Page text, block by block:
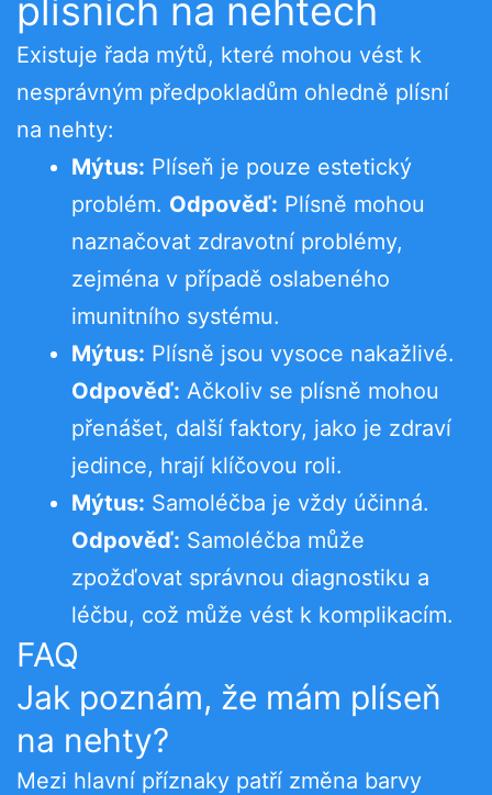
plísních na nehtech
Existuje řada mýtů, které mohou vést k
nesprávným předpokladům ohledně plísní
na nehty:
Mýtus: Plíseň je pouze estetický
problém. Odpověď: Plísně mohou
naznačovat zdravotní problémy,
zejména v případě oslabeného
imunitního systému.
Mýtus: Plísně jsou vysoce nakažlivé.
Odpověď: Ačkoliv se plísně mohou
přenášet, další faktory, jako je zdraví
jedince, hrají klíčovou roli.
Mýtus: Samoléčba je vždy účinná.
Odpověď: Samoléčba může
zpožďovat správnou diagnostiku a
léčbu, což může vést k komplikacím.
FAQ
Jak poznám, že mám plíseň
na nehty?
Mezi hlavní příznaky patří změna barvy